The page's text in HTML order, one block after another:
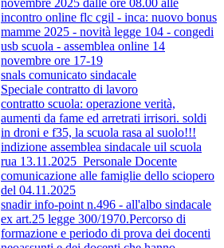
novembre 2025 dalle ore 08.00 alle
incontro online flc cgil - inca: nuovo bonus
mamme 2025 - novità legge 104 - congedi
usb scuola - assemblea online 14
novembre ore 17-19
snals comunicato sindacale
Speciale contratto di lavoro
contratto scuola: operazione verità,
aumenti da fame ed arretrati irrisori. soldi
in droni e f35, la scuola rasa al suolo!!!
indizione assemblea sindacale uil scuola
rua 13.11.2025_Personale Docente
comunicazione alle famiglie dello sciopero
del 04.11.2025
snadir info-point n.496 - all'albo sindacale
ex art.25 legge 300/1970.Percorso di
formazione e periodo di prova dei docenti